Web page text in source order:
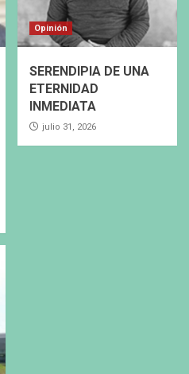
Opinión
SERENDIPIA DE UNA
ETERNIDAD
INMEDIATA
julio 31, 2026